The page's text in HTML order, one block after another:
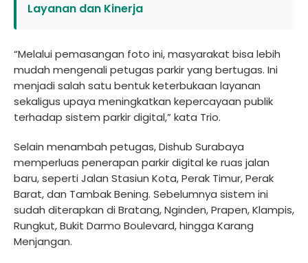
Layanan dan Kinerja
“Melalui pemasangan foto ini, masyarakat bisa lebih
mudah mengenali petugas parkir yang bertugas. Ini
menjadi salah satu bentuk keterbukaan layanan
sekaligus upaya meningkatkan kepercayaan publik
terhadap sistem parkir digital,” kata Trio.
Selain menambah petugas, Dishub Surabaya
memperluas penerapan parkir digital ke ruas jalan
baru, seperti Jalan Stasiun Kota, Perak Timur, Perak
Barat, dan Tambak Bening. Sebelumnya sistem ini
sudah diterapkan di Bratang, Nginden, Prapen, Klampis,
Rungkut, Bukit Darmo Boulevard, hingga Karang
Menjangan.